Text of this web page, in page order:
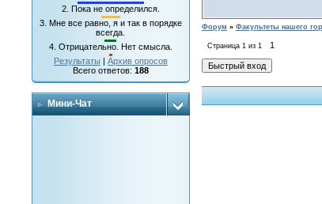
2. Пока не определился.
3. Мне все равно, я и так в порядке
всегда.
4. Отрицательно. Нет смысла.
Результаты | Архив опросов
Всего ответов: 188
Мини-Чат
Форум » Факультеты нашего
Страница 1 из 1
1